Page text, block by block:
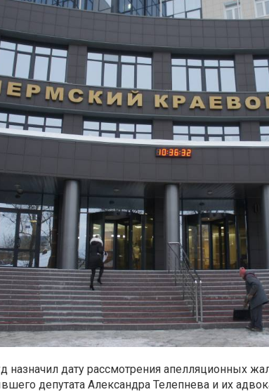
назначил дату рассмотрения апелляционных
депутата Александра Телепнева и их